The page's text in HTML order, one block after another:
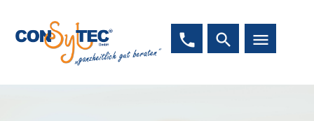
phone search menu